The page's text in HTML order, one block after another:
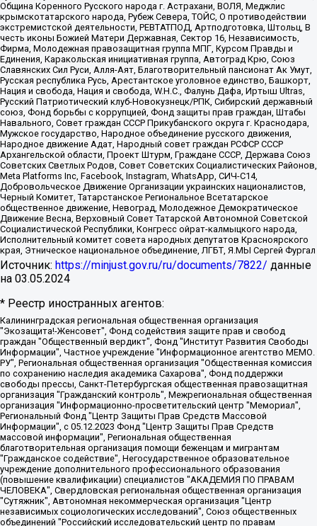
Община Коренного Русского народа г. Астрахани, ВОЛЯ, Меджлис
крымскотатарского народа, Рубеж Севера, ТОЙС, О противодействии
экстремистской деятельности, РЕВТАТПОД, Артподготовка, Штольц, В
честь иконы Божией Матери Державная, Сектор 16, Независимость,
Фирма, Молодежная правозащитная группа МПГ, Курсом Правды и
Единения, Каракольская инициативная группа, Автоград Крю, Союз
Славянских Сил Руси, Алля-Аят, Благотворительный пансионат Ак Умут,
Русская республика Русь, Арестантское уголовное единство, Башкорт,
Нация и свобода, Нация и свобода, W.H.С., Фалунь Дафа, Иртыш Ultras,
Русский Патриотический клуб-Новокузнецк/РПК, Сибирский державный
союз, Фонд борьбы с коррупцией, Фонд защиты прав граждан, Штабы
Навального, Совет граждан СССР Прикубанского округа г. Краснодара,
Мужское государство, Народное объединение русского движения,
Народное движение Адат, Народный совет граждан РСФСР СССР
Архангельской области, Проект Штурм, Граждане СССР, Держава Союз
Советских Светлых Родов, Совет Советских Социалистических Районов,
Meta Platforms Inc, Facebook, Instagram, WhatsApp, СИЧ-С14,
Добровольческое Движение Организации украинских националистов,
Черный Комитет, Татарстанское Региональное Всетатарское
общественное движение, Невоград, Молодежное Демократическое
Движение Весна, Верховный Совет Татарской Автономной Советской
Социалистической Республики, Конгресс ойрат-калмыцкого народа,
Исполнительный комитет совета народных депутатов Красноярского
края, Этническое национальное объединение, ЛГБТ, Я.МЫ Сергей Фургал
Источник: https://minjust.gov.ru/ru/documents/7822/ данные
на 03.05.2024
* Реестр иностранных агентов:
Калининградская региональная общественная организация "Экозащита!-Женсовет", Фонд содействия защите прав и свобод граждан "Общественный вердикт", Фонд "Институт Развития Свободы Информации", Частное учреждение "Информационное агентство МЕМО. РУ", Региональная общественная организация "Общественная комиссия по сохранению наследия академика Сахарова", Фонд поддержки свободы прессы, Санкт-Петербургская общественная правозащитная организация "Гражданский контроль", Межрегиональная общественная организация "Информационно-просветительский центр "Мемориал", Региональный Фонд "Центр Защиты Прав Средств Массовой Информации", с 05.12.2023 Фонд "Центр Защиты Прав Средств массовой информации", Региональная общественная благотворительная организация помощи беженцам и мигрантам "Гражданское содействие", Негосударственное образовательное учреждение дополнительного профессионального образования (повышение квалификации) специалистов "АКАДЕМИЯ ПО ПРАВАМ ЧЕЛОВЕКА", Свердловская региональная общественная организация "Сутяжник", Автономная некоммерческая организация "Центр независимых социологических исследований", Союз общественных объединений "Российский исследовательский центр по правам человека", Региональное общественное учреждение научно-информационный центр "МЕМОРИАЛ", Некоммерческая организация "Фонд защиты гласности", Автономная некоммерческая организация "Институт прав человека", Городская общественная организация "Екатеринбургское общество "МЕМОРИАЛ", Городская общественная организация "Рязанское историко-просветительское и правозащитное общество "Мемориал" (Рязанский Мемориал), Челябинский региональный орган общественной самодеятельности – женское общественное объединение "Женщины Евразии", Челябинский региональный орган общественной самодеятельности "Уральская правозащитная группа", Фонд содействия защите здоровья и социальной справедливости имени Андрея Рылькова, Автономная Некоммерческая Организация "Аналитический Центр Юрия Левады", Автономная некоммерческая организация социальной поддержки населения "Проект Апрель", Региональная общественная организация помощи женщинам и детям, находящимся в кризисной ситуации "Информационно-методический центр "Анна", Фонд содействия развитию массовых коммуникаций и правовому просвещению "Так-так-Так", Фонд содействия устойчивому развитию "Серебряная тайга", Свердловский региональный общественный фонд социальных проектов "Новое время", "Idel.Реалии", Кавказ.Реалии, Крым.Реалии, Телеканал Настоящее Время, Татаро-башкирская служба Радио Свобода (Azatliq Radiosi), Радио Свободная Европа/Радио Свобода (PCE/PC), "Сибирь.Реалии", "Фактограф", Благотворительный фонд помощи осужденным и их семьям, Автономная некоммерческая организация "Институт глобализации и социальных движений", Фонд "В защиту прав заключенных", Частное учреждение "Центр поддержки и содействия развитию средств массовой информации", Пензенский региональный общественный благотворительный фонд "Гражданский союз", "Север.Реалии", Некоммерческая организация Фонд "Правовая инициатива", Общество с ограниченной ответственностью "Радио Свободная Европа/Радио Свобода", Чешское информационное агентство "MEDIUM-ORIENT", Красноярская региональная общественная организация "Мы против СПИДа", Камалягин Денис Николаевич, Маркелов Сергей Евгеньевич, Пономарев Лев Александрович, Савицкая Людмила Алексеевна, Автономная некоммерческая организация "Центр по работе с проблемой насилия "НАСИЛИЮ.НЕТ", Межрегиональный профессиональный союз работников здравоохранения "Альянс врачей", Юридическое лицо, зарегистрированное в Латвийской Республике, SIA "Medusa Project" (регистрационный номер 40103797863, дата регистрации 10.06.2014), Некоммерческая организация "Фонд по борьбе с коррупцией", Автономная некоммерческая организация "Институт права и публичной политики", Баданин Роман Сергеевич, Гликин Максим Александрович, Железнова Мария Михайловна, Лукьянова Юлия Сергеевна, Маетная Елизавета Витальевна, Маняхин Петр Борисович, Чуракова Ольга Владимировна, Ярош Юлия Петровна, Юридическое лицо "The Insider SIA", зарегистрированное в Риге, Латвийская Республика (дата регистрации 26.06.2015), являющееся администратором доменного имени интернет-издания "The Insider SIA", https://theins.ru, Постернак Алексей Евгеньевич, Рубин Михаил Аркадьевич, Анин Роман Александрович, Юридическое лицо Istories fonds, зарегистрированное в Латвийской Республике (регистрационный номер 50008295751, дата регистрации 24.02.2020), Великовский Дмитрий Александрович, Долинина Ирина Николаевна, Мароховская Алеся Алексеевна, Шлейнов Роман Юрьевич, Шмагун Олеся Валентиновна, Общество с ограниченной ответственностью "Альтаир 2021", Общество с ограниченной ответственностью "Вега 2021", Общество с ограниченной ответственностью "Главный редактор 2021", Общество с ограниченной ответственностью "Ромашки монолит", Важенков Артем Валерьевич, Ивановская областная общественная организация "Центр гендерных исследований", Гурман Юрий Альбертович, Медиапроект "ОВД-Инфо", Егоров Владимир Владимирович, Жилинский Владимир Александрович, Общество с ограниченной ответственностью "ЗП", Иванова София Юрьевна, Карезина Инна Павловна, Кильтау Екатерина Викторовна, Петров Алексей Викторович, Пискунов Сергей Евгеньевич, Смирнов Сергей Сергеевич, Тихонов Михаил Сергеевич, Общество с ограниченной ответственностью "ЖУРНАЛИСТ-ИНОСТРАННЫЙ АГЕНТ", Арапова Галина Юрьевна, Вольтская Татьяна Анатольевна, Американская компания "Mason G.E.S. Anonymous Foundation" (США), являющаяся владельцем интернет-издания https://mnews.world/, Компания "Stichting Bellingcat", зарегистрированная в Нидерландах (дата регистрации 11.07.2018), Захаров Андрей Вячеславович, Клепиковская Екатерина Дмитриевна, Общество с ограниченной ответственностью "МЕМО", Перл Роман Александрович, Симонов Евгений Алексеевич, Соловьева Елена Анатольевна, Сотников Даниил Владимирович, Сурначева Елизавета Дмитриевна, Автономная некоммерческая организация по защите прав человека и информированию населения "Якутия – Наше Мнение", Общество с ограниченной ответственностью "Москоу диджитал медиа", с 26.01.2023 Общество с ограниченной ответственностью "Чайка Белые сады", Ветошкина Валерия Валерьевна, Заговора Максим Александрович, Межрегиональное общественное движение "Российская ЛГБТ - сеть", Оленичев Максим Владимирович, Павлов Иван Юрьевич, Скворцова Елена Сергеевна, Общество с ограниченной ответственностью "Как бы инагент", Кочетков Игорь Викторович, Общество с ограниченной ответственностью "Честные выборы", Еланчик Олег Александрович, Общество с ограниченной ответственностью "Нобелевский призыв", Гималова Регина Эмилевна, Григорьев Андрей Валерьевич, Григорьева Алина Александровна, Ассоциация по содействию защите прав призывников, альтернативнослужащих и военнослужащих "Правозащитная группа "Гражданин.Армия.Право", Хисамова Регина Фаритовна, Автономная некоммерческая организация по реализации социально-правовых программ "Лилит", Дальневосточное общественное движение "Маяк", Санкт-Петербургская ЛГБТ-инициативная группа "Выход", Инициативная группа ЛГБТ+ "Реверс", Алексеев Андрей Викторович, Бекбулатова Таисия Львовна, Беляев Иван Михайлович, Владыкина Елена Сергеевна, Гельман Марат Александрович, Никульшина Вероника Юрьевна, Толоконникова Надежда Андреевна, Шендерович Виктор Анатольевич, Общество с ограниченной ответственностью "Данное сообщение", Общество с ограниченной ответственностью Издательский дом "Новая глава", Айнбиндер Александра Александровна, Московский комьюнити-центр для ЛГБТ+инициатив, Благотворительный фонд развития филантропии, Deutsche Welle (Германия, Kurt-Schumacher-Strasse 3, 53113 Bonn), Борзунова Мария Михайловна, Воробьев Виктор Викторович, Голубева Анна Львовна, Константинова Алла Михайловна, Малкова Ирина Владимировна, Мурадов Мурад Абдулгалимович, Осетинская Елизавета Николаевна, Понасенков Евгений Николаевич, Ганапольский Матвей Юрьевич, Киселев Евгений Алексеевич, Борухович Ирина Григорьевна, Дремин Иван Тимофеевич, Дубровский Дмитрий Викторович, Красноярская региональная общественная организация поддержки и развития альтернативных образовательных технологий и межкультурных коммуникаций "ИНТЕРРА", Маяковская Екатерина Алексеевна, Фейгин Марк Захарович, Филимонов Андрей Викторович, Дзугкоева Регина Николаевна, Доброхотов Роман Александрович, Дудь Юрий Александрович, Елкин Сергей Владимирович, Кругликов Кирилл Игоревич, Сабунаева Мария Леонидовна, Семенов Алексей Владимирович, Шаинян Карен Багратович, Шульман Екатерина Михайловна, Асафьев Артур Валерьевич, Вахштайн Виктор Семенович, Венедиктов Алексей Алексеевич, Лушникова Екатерина Евгеньевна, Волков Леонид Михайлович, Невзоров Александр Глебович, Пархоменко Сергей Борисович, Сироткин Ярослав Николаевич, Кара-Мурза Владимир Владимирович, Баранова Наталья Владимировна, Гозман Леонид Яковлевич, Кагарлицкий Борис Юльевич, Климарев Михаил Валерьевич, Милов Владимир Станиславович, Автономная некоммерческая организация Краснодарский центр современного искусства "Типография", Моргенштерн Алишер Тагирович, Соболь Любовь Эдуардовна, Общество с ограниченной ответственностью "ЛИЗА НОРМ", Каспаров Гарри Кимович, Ходорковский Михаил Борисович, Общество с ограниченной ответственностью "Апрельские тезисы", Данилович Ирина Брониславовна, Кашин Олег Владимирович, Петров Николай Владимирович, Пивоваров Алексей Владимирович, Соколов Михаил Владимирович, Цветкова Юлия Владимировна, Чичваркин Евгений Александрович, Комитет против пыток/Команда против пыток, Общество с ограниченной ответственностью "Первый научный", Общество с ограниченной ответственностью "Вертолет и ко", Белоцерковская Вероника Борисовна, Кац Максим Евгеньевич, Лазарева Татьяна Юрьевна, Шаведдинов Руслан Табризович, Яшин Илья Валерьевич, Общество с ограниченной ответственностью "Иноагент ААВ", Алешковский Дмитрий Петрович, Альбац Евгения Марковна, Быков Дмитрий Львович, Галямина Юлия Евгеньевна, Лойко Сергей Леонидович, Мартынов Кирилл Константинович, Медведев Сергей Александрович, Крашенинников Федор Геннадиевич, Гордеева Катерина Вл